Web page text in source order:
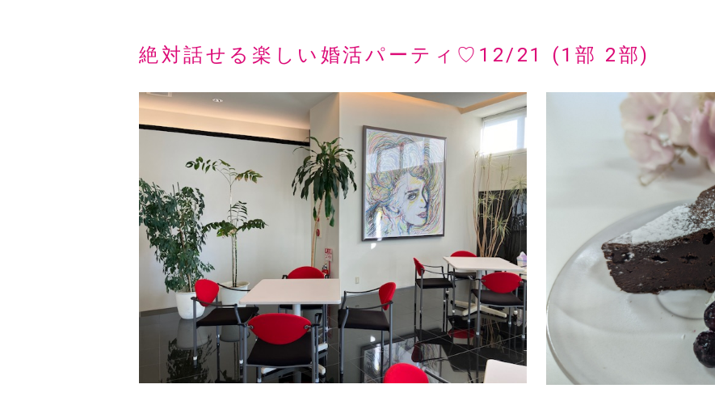
絶対話せる楽しい婚活パーティ♡12/21 (1部 2部)